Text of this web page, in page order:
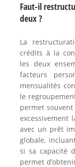
Faut-il
deux ?
La
crédits à la
les deux
facteurs
mensualités
le
permet
excessivement
avec un prêt
globale,
si sa capacité
permet